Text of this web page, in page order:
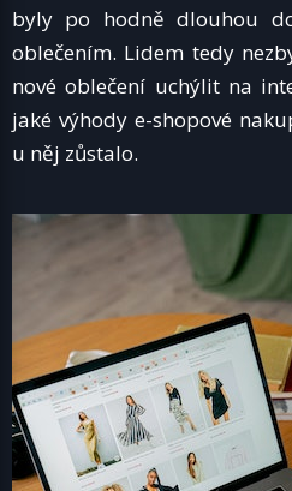
byly po hodně dlouhou
oblečením. Lidem tedy
nové oblečení uchýlit na
jaké výhody e-shopové
u něj zůstalo.